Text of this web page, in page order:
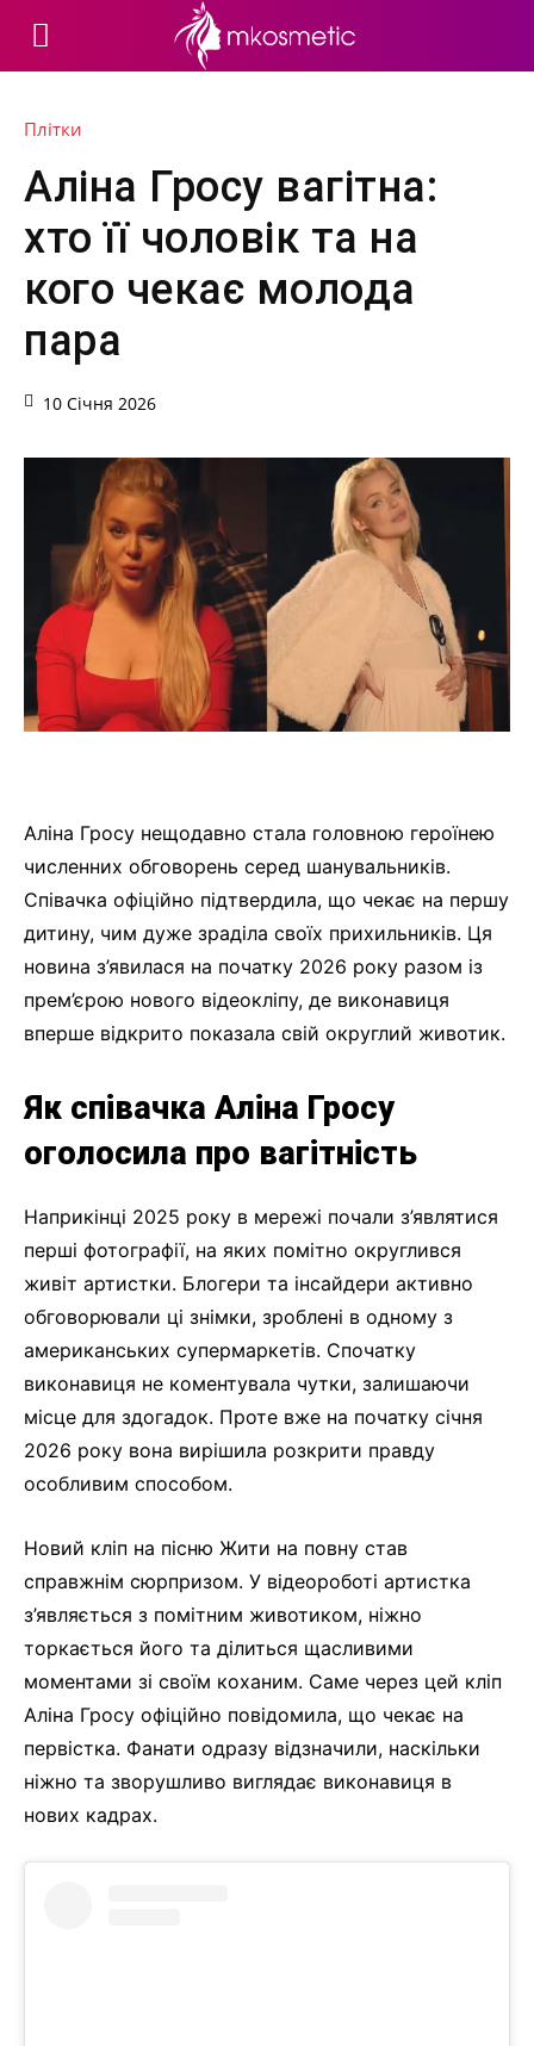
Плітки
Аліна Гросу вагітна:
хто її чоловік та на
кого чекає молода
пара
10 Січня 2026
Аліна Гросу нещодавно стала головною героїнею
численних обговорень серед шанувальників.
Співачка офіційно підтвердила, що чекає на першу
дитину, чим дуже зраділа своїх прихильників. Ця
новина з’явилася на початку 2026 року разом із
прем’єрою нового відеокліпу, де виконавиця
вперше відкрито показала свій округлий животик.
Як співачка Аліна Гросу
оголосила про вагітність
Наприкінці 2025 року в мережі почали з’являтися
перші фотографії, на яких помітно округлився
живіт артистки. Блогери та інсайдери активно
обговорювали ці знімки, зроблені в одному з
американських супермаркетів. Спочатку
виконавиця не коментувала чутки, залишаючи
місце для здогадок. Проте вже на початку січня
2026 року вона вирішила розкрити правду
особливим способом.
Новий кліп на пісню Жити на повну став
справжнім сюрпризом. У відеороботі артистка
з’являється з помітним животиком, ніжно
торкається його та ділиться щасливими
моментами зі своїм коханим. Саме через цей кліп
Аліна Гросу офіційно повідомила, що чекає на
первістка. Фанати одразу відзначили, наскільки
ніжно та зворушливо виглядає виконавиця в
нових кадрах.